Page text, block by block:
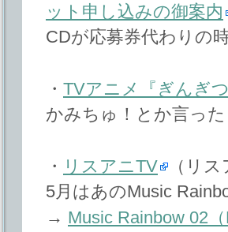
ット申し込みの御案内
CDが応募券代わりの
・ TVアニメ『ぎんぎ
かみちゅ！とか言った
・ リスアニTV
（リ
5月はあのMusic
→ Music Rainbow 02